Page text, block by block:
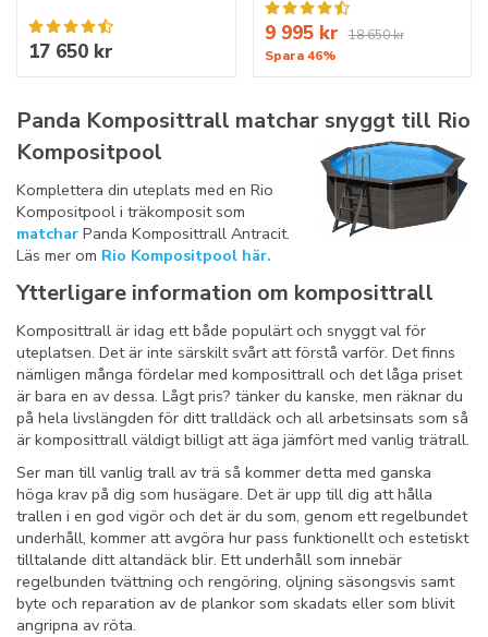
17 650 kr
9 995 kr 18 650 kr
Spara 46%
Panda Komposittrall matchar snyggt till Rio
Kompositpool
Komplettera din uteplats med en Rio
Kompositpool i träkomposit som
matchar Panda Komposittrall Antracit.
Läs mer om Rio Kompositpool här.
Ytterligare information om komposittrall
Komposittrall är idag ett både populärt och snyggt val för
uteplatsen. Det är inte särskilt svårt att förstå varför. Det finns
nämligen många fördelar med komposittrall och det låga priset
är bara en av dessa. Lågt pris? tänker du kanske, men räknar du
på hela livslängden för ditt tralldäck och all arbetsinsats som så
är komposittrall väldigt billigt att äga jämfört med vanlig trätrall.
Ser man till vanlig trall av trä så kommer detta med ganska
höga krav på dig som husägare. Det är upp till dig att hålla
trallen i en god vigör och det är du som, genom ett regelbundet
underhåll, kommer att avgöra hur pass funktionellt och estetiskt
tilltalande ditt altandäck blir. Ett underhåll som innebär
regelbunden tvättning och rengöring, oljning säsongsvis samt
byte och reparation av de plankor som skadats eller som blivit
angripna av röta.